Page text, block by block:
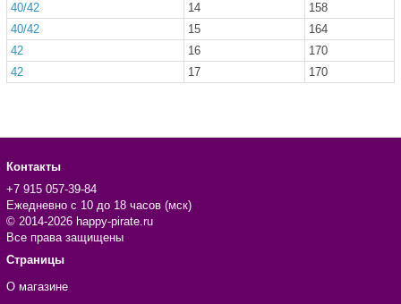
40/42
14
158
40/42
15
164
42
16
170
42
17 170
Контакты
+7 915 057-39-84
Ежедневно с 10 до 18 часов (мск)
© 2014-2026 happy-pirate.ru
Все права защищены
Страницы
О магазине